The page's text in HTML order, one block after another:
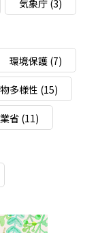
気象庁(3)
環境保護(7)
多様性 (15)
省(11)